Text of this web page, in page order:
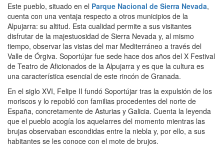
Este pueblo, situado en el Parque Nacional de Sierra Nevada,
cuenta con una ventaja respecto a otros municipios de la
Alpujarra: su altitud. Esta cualidad permite a sus visitantes
disfrutar de la majestuosidad de Sierra Nevada y, al mismo
tiempo, observar las vistas del mar Mediterráneo a través del
Valle de Órgiva. Soportújar fue sede hace dos años del X Festival
de Teatro de Aficionados de la Alpujarra y es que la cultura es
una característica esencial de este rincón de Granada.
En el siglo XVI, Felipe II fundó Soportújar tras la expulsión de los
moriscos y lo repobló con familias procedentes del norte de
España, concretamente de Asturias y Galicia. Cuenta la leyenda
que el pueblo acogía los aquelarres del momento mientras las
brujas observaban escondidas entre la niebla y, por ello, a sus
habitantes se les conoce con el mote de brujos.